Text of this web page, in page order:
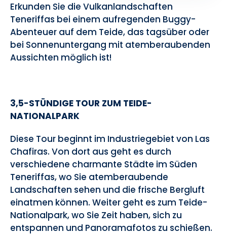
Erkunden Sie die Vulkanlandschaften
Teneriffas bei einem aufregenden Buggy-
Abenteuer auf dem Teide, das tagsüber oder
bei Sonnenuntergang mit atemberaubenden
Aussichten möglich ist!
3,5-STÜNDIGE TOUR ZUM TEIDE-
NATIONALPARK
Diese Tour beginnt im Industriegebiet von Las
Chafiras. Von dort aus geht es durch
verschiedene charmante Städte im Süden
Teneriffas, wo Sie atemberaubende
Landschaften sehen und die frische Bergluft
einatmen können. Weiter geht es zum Teide-
Nationalpark, wo Sie Zeit haben, sich zu
entspannen und Panoramafotos zu schießen.